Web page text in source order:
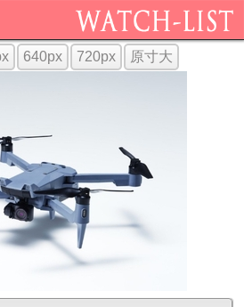
640px 720px 原寸大